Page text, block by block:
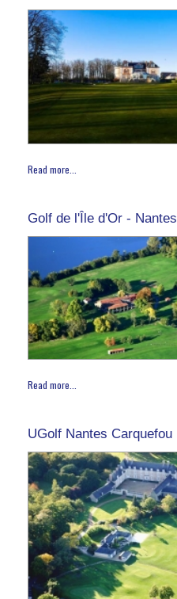
Read more...
Golf de l'Île d'Or - Nantes
Read more...
UGolf Nantes Carquefou